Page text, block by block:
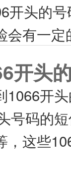
开头的
会有一
开头
1066开
号码的
，这些